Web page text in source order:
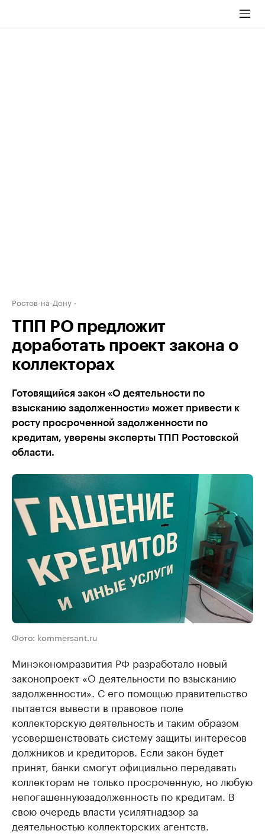
Ростов-на-Дону
ТПП РО предложит
доработать проект закона о
коллекторах
Готовящийся закон «О деятельности по
взысканию задолженности» может привести к
росту просроченной задолженности по
кредитам, уверены эксперты ТПП Ростовской
области.
Фото: kommersant.ru
Минэкономразвития РФ разработало новый
законопроект «О деятельности по взысканию
задолженности». С его помощью правительство
пытается вывести в правовое поле
коллекторскую деятельность и таким образом
усовершенствовать систему защиты интересов
должников и кредиторов. Если закон будет
принят, банки смогут официально передавать
коллекторам не только просроченную, но любую
непогашеннуюзадолженность по кредитам. В
свою очередь власти усилятнадзор за
деятельностью коллекторских агентств.